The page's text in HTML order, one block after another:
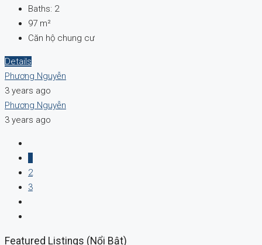
Baths: 2
97 m²
Căn hộ chung cư
Details
Phương Nguyễn
3 years ago
Phương Nguyễn
3 years ago
2
3
Featured Listings (Nổi Bật)